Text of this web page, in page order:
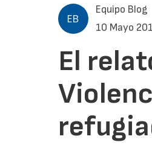
Equipo Blog
10 Mayo
El